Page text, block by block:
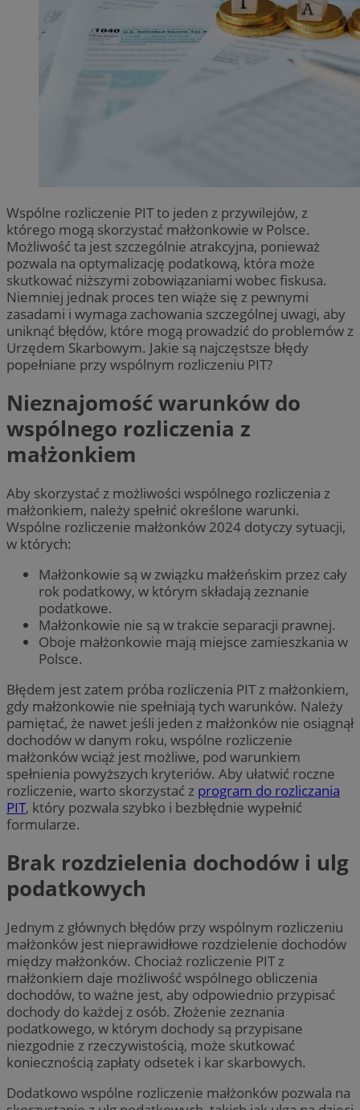
Wspólne rozliczenie PIT to jeden z przywilejów, z
którego mogą skorzystać małżonkowie w Polsce.
Możliwość ta jest szczególnie atrakcyjna, ponieważ
pozwala na optymalizację podatkową, która może
skutkować niższymi zobowiązaniami wobec fiskusa.
Niemniej jednak proces ten wiąże się z pewnymi
zasadami i wymaga zachowania szczególnej uwagi, aby
uniknąć błędów, które mogą prowadzić do problemów z
Urzędem Skarbowym. Jakie są najczęstsze błędy
popełniane przy wspólnym rozliczeniu PIT?
Nieznajomość warunków do
wspólnego rozliczenia z
małżonkiem
Aby skorzystać z możliwości wspólnego rozliczenia z
małżonkiem, należy spełnić określone warunki.
Wspólne rozliczenie małżonków 2024 dotyczy sytuacji,
w których:
Małżonkowie są w związku małżeńskim przez cały
rok podatkowy, w którym składają zeznanie
podatkowe.
Małżonkowie nie są w trakcie separacji prawnej.
Oboje małżonkowie mają miejsce zamieszkania w
Polsce.
Błędem jest zatem próba rozliczenia PIT z małżonkiem,
gdy małżonkowie nie spełniają tych warunków. Należy
pamiętać, że nawet jeśli jeden z małżonków nie osiągnął
dochodów w danym roku, wspólne rozliczenie
małżonków wciąż jest możliwe, pod warunkiem
spełnienia powyższych kryteriów. Aby ułatwić roczne
rozliczenie, warto skorzystać z program do rozliczania
PIT, który pozwala szybko i bezbłędnie wypełnić
formularze.
Brak rozdzielenia dochodów i ulg
podatkowych
Jednym z głównych błędów przy wspólnym rozliczeniu
małżonków jest nieprawidłowe rozdzielenie dochodów
między małżonków. Chociaż rozliczenie PIT z
małżonkiem daje możliwość wspólnego obliczenia
dochodów, to ważne jest, aby odpowiednio przypisać
dochody do każdej z osób. Złożenie zeznania
podatkowego, w którym dochody są przypisane
niezgodnie z rzeczywistością, może skutkować
koniecznością zapłaty odsetek i kar skarbowych.
Dodatkowo wspólne rozliczenie małżonków pozwala na